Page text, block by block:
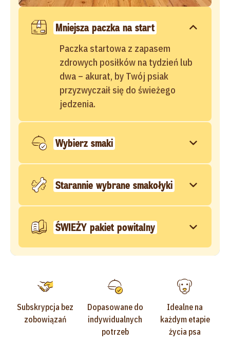
Mniejsza paczka na start
Paczka startowa z zapasem
zdrowych posiłków na tydzień lub
dwa – akurat, by Twój psiak
przyzwyczaił się do świeżego
jedzenia.
Wybierz smaki
Starannie wybrane smakołyki
ŚWIEŻY pakiet powitalny
Subskrypcja bez
zobowiązań
Dopasowane do
indywidualnych
potrzeb
Idealne na
każdym etapie
życia psa